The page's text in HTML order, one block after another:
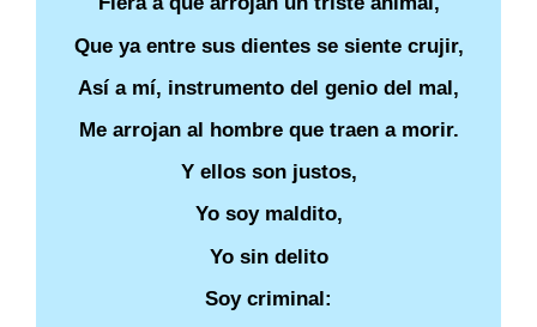
Que ya entre sus dientes se siente crujir,
Así a mí, instrumento del genio del mal,
Me arrojan al hombre que traen a morir.
Y ellos son justos,
Yo soy maldito,
Yo sin delito
Soy criminal: